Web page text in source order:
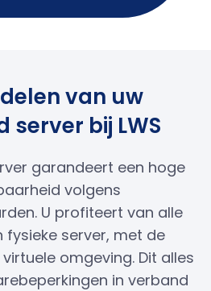
van uw
server bij LWS
garandeert een hoge
volgens
U profiteert van alle
fysieke server, met de
omgeving. Dit alles
in verband